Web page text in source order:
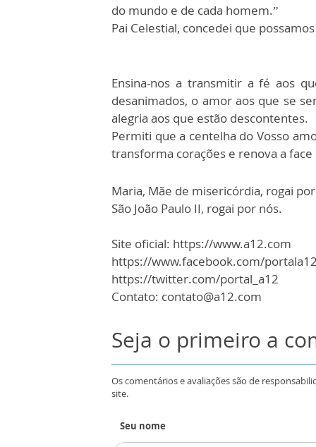
do mundo e de cada homem.”
Pai Celestial, concedei que
Ensina-nos a transmitir a fé aos
desanimados, o amor aos que se
alegria aos que estão descontentes.
Permiti que a centelha do Vosso
transforma corações e renova a
Maria, Mãe de misericórdia, rogai
São João Paulo II, rogai por nós.
Site oficial: https://www.a12.com
https://www.facebook.com/
https://twitter.com/portal_a12
Contato: contato@a12.com
Seja o primeiro a
Os comentários e avaliações são de
site.
Seu nome